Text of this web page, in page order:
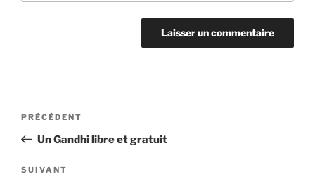
Navigation
l’article
Article
précédent
PRÉCÉDENT
Un Gandhi libre et gratuit
Article
SUIVANT